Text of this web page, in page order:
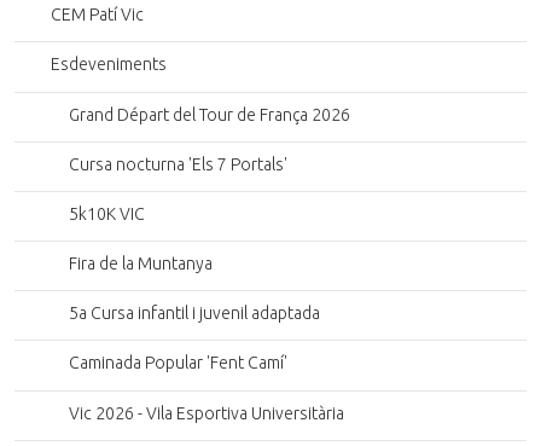
CEM Patí Vic
Esdeveniments
Grand Départ del Tour de França 2026
Cursa nocturna 'Els 7 Portals'
5k10K VIC
Fira de la Muntanya
5a Cursa infantil i juvenil adaptada
Caminada Popular 'Fent Camí'
Vic 2026 - Vila Esportiva Universitària